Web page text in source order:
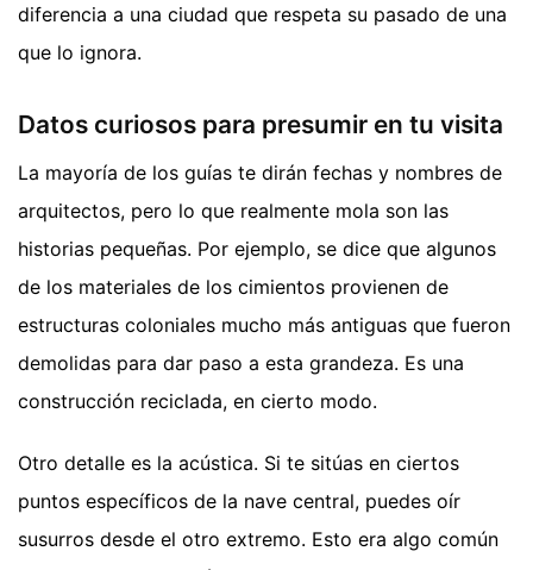
diferencia a una ciudad que respeta su pasado de una
que lo ignora.
Datos curiosos para presumir en tu visita
La mayoría de los guías te dirán fechas y nombres de
arquitectos, pero lo que realmente mola son las
historias pequeñas. Por ejemplo, se dice que algunos
de los materiales de los cimientos provienen de
estructuras coloniales mucho más antiguas que fueron
demolidas para dar paso a esta grandeza. Es una
construcción reciclada, en cierto modo.
Otro detalle es la acústica. Si te sitúas en ciertos
puntos específicos de la nave central, puedes oír
susurros desde el otro extremo. Esto era algo común